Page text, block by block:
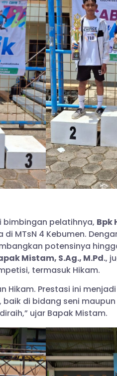
bimbingan pelatihnya, Bpk
MTsN 4 Kebumen.
potensinya
Mistam, S.Ag., M.Pd.,
termasuk Hikam.
Hikam. Prestasi ini
di bidang seni
ujar Bapak Mistam.